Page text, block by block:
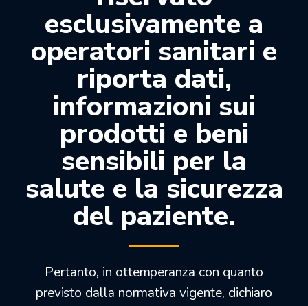
Preformate anatomicamente. In acciaio
inossidabile DIN 1.4301.
Misure disponibili: 6 – 7 – 8 cm.
Confezione: 1pz.
Prodotti correlati
esclusivamente a
operatori sanitari e
riporta dati,
informazioni sui
prodotti e beni
sensibili per la
salute e la sicurezza
del paziente.
Pertanto, in ottemperanza con quanto
previsto dalla normativa vigente, dichiaro